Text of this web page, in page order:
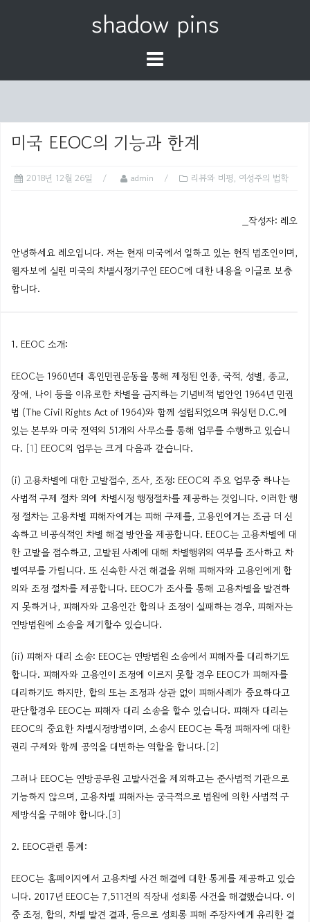
t
shadow pins
미국 EEOC의 기능과 한계
2018년 12월 26일 admin 리뷰와 비평, 여성주의 법학
_작성자: 레오
안녕하세요 레오입니다. 저는 현재 미국에서 일하고 있는 현직 법조인이며,
웹자보에 실린 미국의 차별시정기구인 EEOC에 대한 내용을 이글로 보충
합니다.
1. EEOC 소개:
EEOC는 1960년대 흑인민권운동을 통해 제정된 인종, 국적, 성별, 종교,
장애, 나이 등을 이유로한 차별을 금지하는 기념비적 법안인 1964년 민권
법 (The Civil Rights Act of 1964)와 함께 설립되었으며 워싱턴 D.C.에
있는 본부와 미국 전역의 51개의 사무소를 통해 업무를 수행하고 있습니
다. [1] EEOC의 업무는 크게 다음과 같습니다.
(i) 고용차별에 대한 고발접수, 조사, 조정: EEOC의 주요 업무중 하나는
사법적 구제 절차 외에 차별시정 행정절차를 제공하는 것입니다. 이러한 행
정 절차는 고용차별 피해자에게는 피해 구제를, 고용인에게는 조금 더 신
속하고 비공식적인 차별 해결 방안을 제공합니다. EEOC는 고용차별에 대
한 고발을 접수하고, 고발된 사례에 대해 차별행위의 여부를 조사하고 차
별여부를 가립니다. 또 신속한 사건 해결을 위해 피해자와 고용인에게 합
의와 조정 절차를 제공합니다. EEOC가 조사를 통해 고용차별을 발견하
지 못하거나, 피해자와 고용인간 합의나 조정이 실패하는 경우, 피해자는
연방법원에 소송을 제기할수 있습니다.
(ii) 피해자 대리 소송: EEOC는 연방법원 소송에서 피해자를 대리하기도
합니다. 피해자와 고용인이 조정에 이르지 못할 경우 EEOC가 피해자를
대리하기도 하지만, 합의 또는 조정과 상관 없이 피해사례가 중요하다고
판단할경우 EEOC는 피해자 대리 소송을 할수 있습니다. 피해자 대리는
EEOC의 중요한 차별시정방법이며, 소송시 EEOC는 특정 피해자에 대한
권리 구제와 함께 공익을 대변하는 역할을 합니다.[2]
그러나 EEOC는 연방공무원 고발사건을 제외하고는 준사법적 기관으로
기능하지 않으며, 고용차별 피해자는 궁극적으로 법원에 의한 사법적 구
제방식을 구해야 합니다.[3]
2. EEOC관련 통계:
EEOC는 홈페이지에서 고용차별 사건 해결에 대한 통계를 제공하고 있습
니다. 2017년 EEOC는 7,511건의 직장내 성희롱 사건을 해결했습니다. 이
중 조정, 합의, 차별 발견 결과, 등으로 성희롱 피해 주장자에게 유리한 결